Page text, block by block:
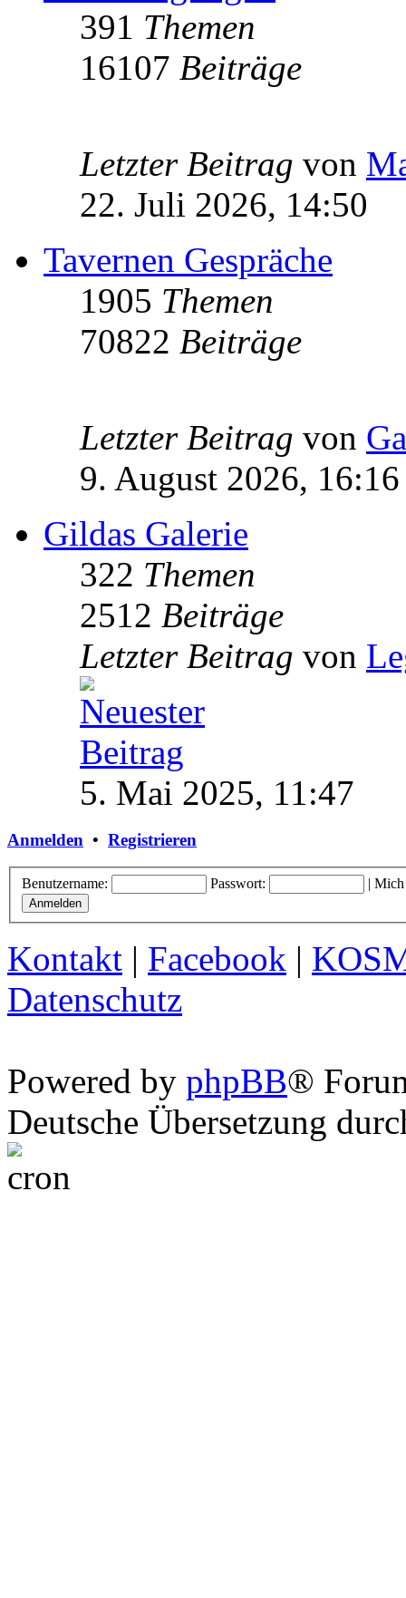
391 Themen
16107 Beiträge
Letzter Beitrag von
22. Juli 2026, 14:50
Tavernen Gespräche
1905 Themen
70822 Beiträge
Letzter Beitrag von
9. August 2026, 16:16
Gildas Galerie
322 Themen
2512 Beiträge
Letzter Beitrag von
5. Mai 2025, 11:47
Anmelden • Registrieren
Benutzername: Passwort: | Mich
Kontakt | Facebook |
Datenschutz
Powered by phpBB®
Deutsche Übersetzung